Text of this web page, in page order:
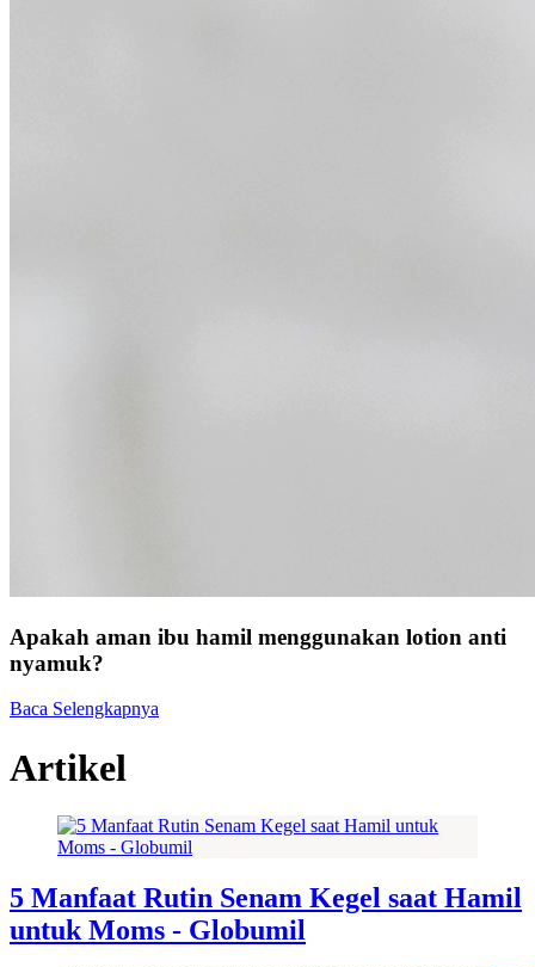
Apakah aman ibu hamil menggunakan lotion anti
nyamuk?
Baca Selengkapnya
Artikel
5 Manfaat Rutin Senam Kegel saat Hamil
untuk Moms - Globumil